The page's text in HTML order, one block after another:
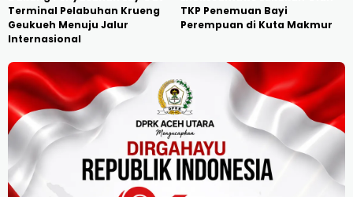
Terminal Pelabuhan Krueng
Geukueh Menuju Jalur
Internasional
TKP Penemuan Bayi
Perempuan di Kuta Makmur